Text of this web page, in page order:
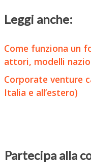
Leggi anche:
Come funziona un
attori, modelli
Corporate venture
Italia e all’estero)
Partecipa alla